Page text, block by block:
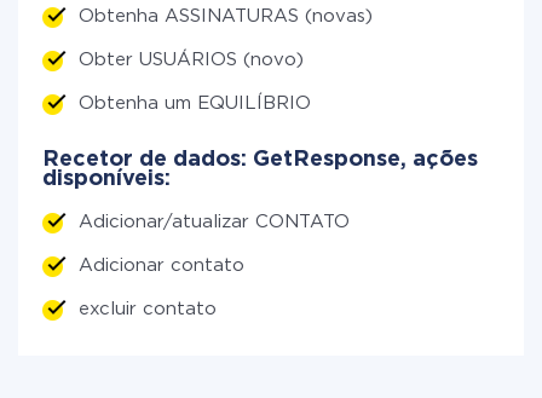
Obtenha ASSINATURAS (novas)
Obter USUÁRIOS (novo)
Obtenha um EQUILÍBRIO
Recetor de dados: GetResponse, ações
disponíveis:
Adicionar/atualizar CONTATO
Adicionar contato
excluir contato